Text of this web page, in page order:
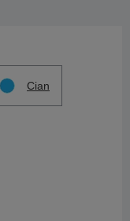
Cian